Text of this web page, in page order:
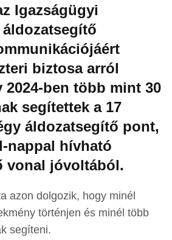
Igazságügyi
biztosa arról
2024-ben több mint 30
segítettek a 17
áldozatsegítő pont,
nappal hívható
vonal jóvoltából.
azon dolgozik, hogy minél
történjen és minél több
segíteni.